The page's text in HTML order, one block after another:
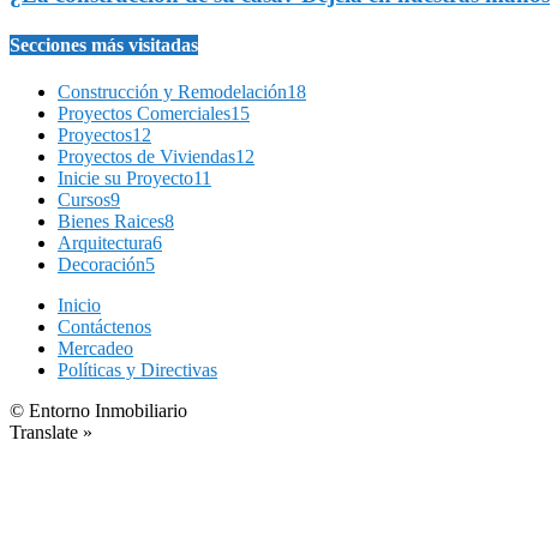
Secciones más visitadas
Construcción y Remodelación18
Proyectos Comerciales15
Proyectos12
Proyectos de Viviendas12
Inicie su Proyecto11
Cursos9
Bienes Raices8
Arquitectura6
Decoración5
Inicio
Contáctenos
Mercadeo
Políticas y Directivas
© Entorno Inmobiliario
Translate »